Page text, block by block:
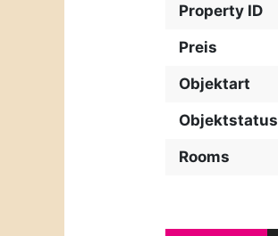
Property ID
Preis
Objektart
Objektstatus
Rooms